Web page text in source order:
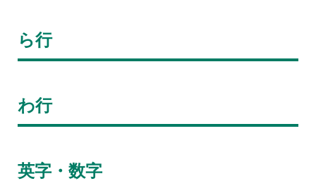
ら行
わ行
英字・数字